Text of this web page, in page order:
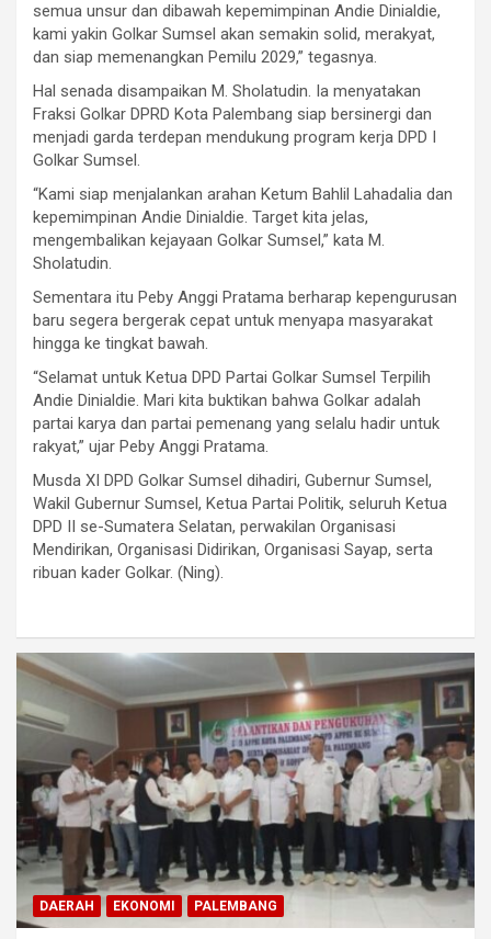
semua unsur dan dibawah kepemimpinan Andie Dinialdie,
kami yakin Golkar Sumsel akan semakin solid, merakyat,
dan siap memenangkan Pemilu 2029,” tegasnya.
Hal senada disampaikan M. Sholatudin. Ia menyatakan
Fraksi Golkar DPRD Kota Palembang siap bersinergi dan
menjadi garda terdepan mendukung program kerja DPD I
Golkar Sumsel.
“Kami siap menjalankan arahan Ketum Bahlil Lahadalia dan
kepemimpinan Andie Dinialdie. Target kita jelas,
mengembalikan kejayaan Golkar Sumsel,” kata M.
Sholatudin.
Sementara itu Peby Anggi Pratama berharap kepengurusan
baru segera bergerak cepat untuk menyapa masyarakat
hingga ke tingkat bawah.
“Selamat untuk Ketua DPD Partai Golkar Sumsel Terpilih
Andie Dinialdie. Mari kita buktikan bahwa Golkar adalah
partai karya dan partai pemenang yang selalu hadir untuk
rakyat,” ujar Peby Anggi Pratama.
Musda XI DPD Golkar Sumsel dihadiri, Gubernur Sumsel,
Wakil Gubernur Sumsel, Ketua Partai Politik, seluruh Ketua
DPD II se-Sumatera Selatan, perwakilan Organisasi
Mendirikan, Organisasi Didirikan, Organisasi Sayap, serta
ribuan kader Golkar. (Ning).
DAERAH EKONOMI PALEMBANG